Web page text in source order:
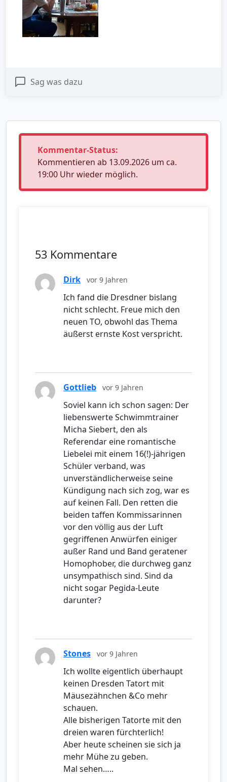
Sag was dazu
Kommentar-Status:
Kommentieren ab 13.09.2026 um ca.
19:00 Uhr wieder möglich.
53 Kommentare
Dirk vor 9 Jahren
Ich fand die Dresdner bislang
nicht schlecht. Freue mich den
neuen TO, obwohl das Thema
äußerst ernste Kost verspricht.
Gottlieb vor 9 Jahren
Soviel kann ich schon sagen: Der
liebenswerte Schwimmtrainer
Micha Siebert, den als
Referendar eine romantische
Liebelei mit einem 16(!)-jährigen
Schüler verband, was
unverständlicherweise seine
Kündigung nach sich zog, war es
auf keinen Fall. Den retten die
beiden taffen Kommissarinnen
vor den völlig aus der Luft
gegriffenen Anwürfen einiger
außer Rand und Band geratener
Homophober, die durchweg ganz
unsympathisch sind. Sind da
nicht sogar Pegida-Leute
darunter?
Stones vor 9 Jahren
Ich wollte eigentlich überhaupt
keinen Dresden Tatort mit
Mäusezähnchen &Co mehr
schauen.
Alle bisherigen Tatorte mit den
dreien waren fürchterlich!
Aber heute scheinen sie sich ja
mehr Mühe zu geben.
Mal sehen…..